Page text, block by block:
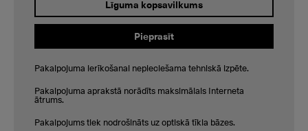
Līguma kopsavilkums
Pieprasīt
Pakalpojuma ierīkošanai nepieciešama tehniskā izpēte.
Pakalpojuma aprakstā norādīts maksimālais Interneta
ātrums.
Pakalpojums tiek nodrošināts uz optiskā tīkla bāzes.